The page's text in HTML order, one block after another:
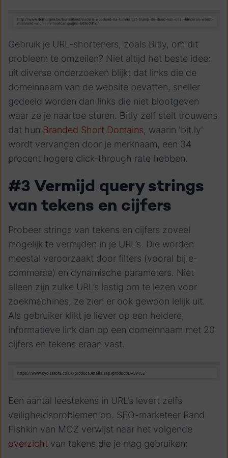
Gebruik je URL-shorteners, zoals Bitly, om dit
probleem te omzeilen? Niet altijd het beste idee:
uit diverse onderzoeken blijkt dat links die de
domeinnaam van de website bevatten, sneller
gedeeld worden dan links die niet blootgeven
waar ze je naartoe sturen. Bitly zelf stelt trouwens
dat hun Branded Short Domains, waarin 'bit.ly'
wordt vervangen door je merknaam, een 34
procent hogere click-through rate hebben.
#3 Vermijd query strings
van tekens en cijfers
Probeer strings van tekens en cijfers zoveel
mogelijk te vermijden in je URL’s. Die worden
meestal veroorzaakt door filters (vooral bij e-
commerce) en dynamische parameters. Niet
alleen zijn zulke URL’s lastig om te lezen voor
zoekmachines, ze zien er ook gewoon lelijk uit.
Als gebruiker klikt je liever op een heldere,
informatieve link dan op een domeinnaam met 20
cijfers en tekens eraan vast.
Een aantal leestekens in URL’s levert zelfs
veiligheidsproblemen op. SEO-marketeer Rand
Fishkin van MOZ verwijst naar het volgende
overzicht van tekens die je mag gebruiken: